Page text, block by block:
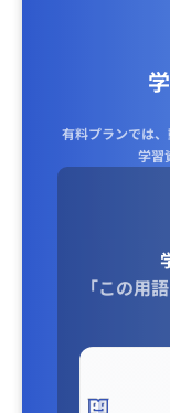
有料プランでは
学習
「この用